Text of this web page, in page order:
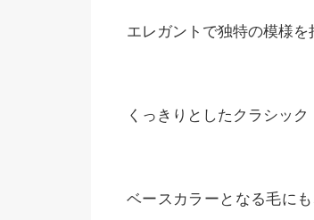
エレガントで独特の模様を
くっきりとしたクラシッ
ベースカラーとなる毛に